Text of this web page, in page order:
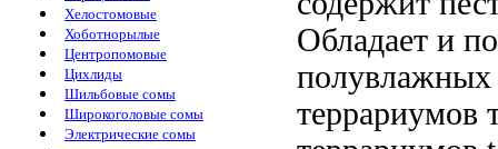
Хелостомовые
Хоботнорылые
Центропомовые
Цихлиды
Шильбовые сомы
Широкоголовые сомы
Электрические сомы
Обладает и
полувлажных
террариумов